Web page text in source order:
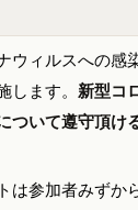
ウィルスへの感
します。新型コ
ついて遵守頂け
は参加者みずか